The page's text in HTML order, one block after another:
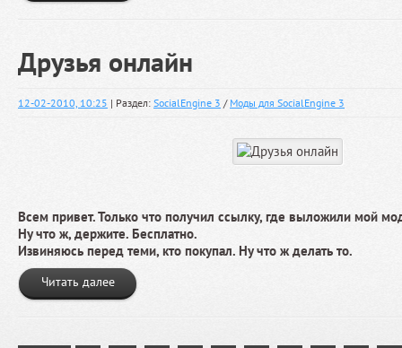
Друзья онлайн
12-02-2010, 10:25 | Раздел: SocialEngine 3 / Моды для SocialEngine 3
Всем привет. Только что получил ссылку, где выложили мой
Ну что ж, держите. Бесплатно.
Извиняюсь перед теми, кто покупал. Ну что ж делать то.
Читать далее